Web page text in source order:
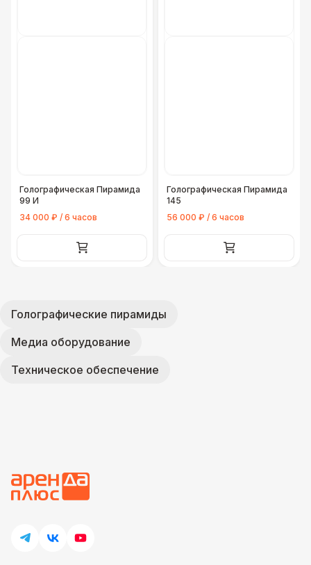
Голографическая Пирамида
99 И
34 000 ₽ / 6 часов
Голографическая Пирамида
145
56 000 ₽ / 6 часов
Голографические пирамиды
Медиа оборудование
Техническое обеспечение